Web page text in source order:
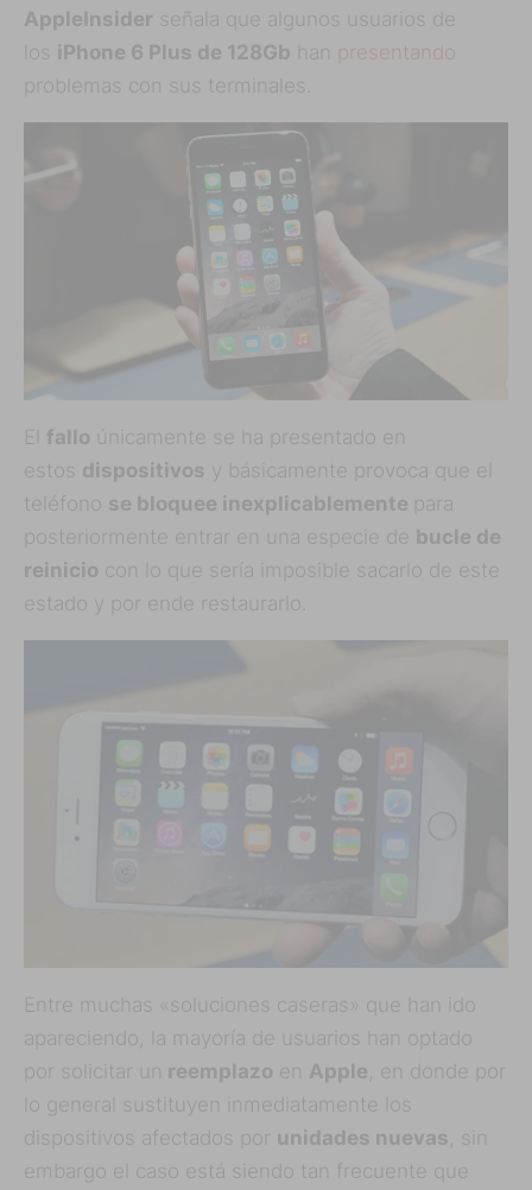
AppleInsider señala que algunos usuarios de
los
iPhone 6 Plus de 128Gb han presentando
problemas con sus terminales.
El fallo únicamente se ha presentado en
estos dispositivos y básicamente provoca que el
teléfono se bloquee inexplicablemente
para
posteriormente entrar en una especie de bucle de
reinicio con lo que sería imposible sacarlo de este
estado y por ende restaurarlo.
Entre muchas «soluciones caseras» que han ido
apareciendo, la mayoría de usuarios han optado
por solicitar un reemplazo en Apple , en donde por
lo general sustituyen inmediatamente los
dispositivos afectados por unidades nuevas , sin
embargo el caso está siendo tan frecuente que